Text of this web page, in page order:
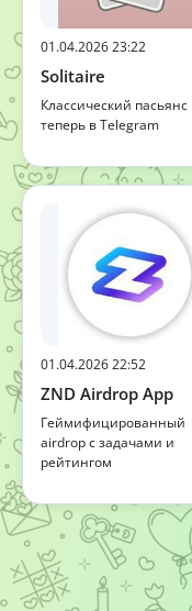
01.04.2026 23:22
Solitaire
Классический пасьянс
теперь в Telegram
01.04.2026 22:52
ZND Airdrop App
Геймифицированный
airdrop с задачами и
рейтингом